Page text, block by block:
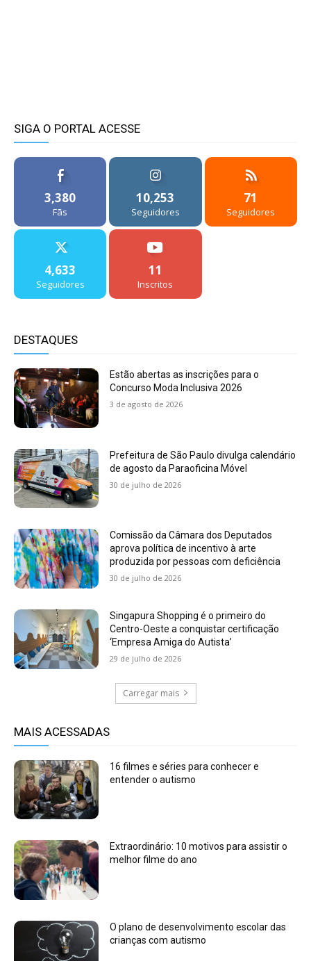
SIGA O PORTAL ACESSE
3,380
Fãs
10,253
Seguidores
71
Seguidores
4,633
Seguidores
11
Inscritos
DESTAQUES
Estão abertas as inscrições para o
Concurso Moda Inclusiva 2026
3 de agosto de 2026
Prefeitura de São Paulo divulga calendário
de agosto da Paraoficina Móvel
30 de julho de 2026
Comissão da Câmara dos Deputados
aprova política de incentivo à arte
produzida por pessoas com deficiência
30 de julho de 2026
Singapura Shopping é o primeiro do
Centro-Oeste a conquistar certificação
‘Empresa Amiga do Autista’
29 de julho de 2026
Carregar mais
MAIS ACESSADAS
16 filmes e séries para conhecer e
entender o autismo
Extraordinário: 10 motivos para assistir o
melhor filme do ano
O plano de desenvolvimento escolar das
crianças com autismo